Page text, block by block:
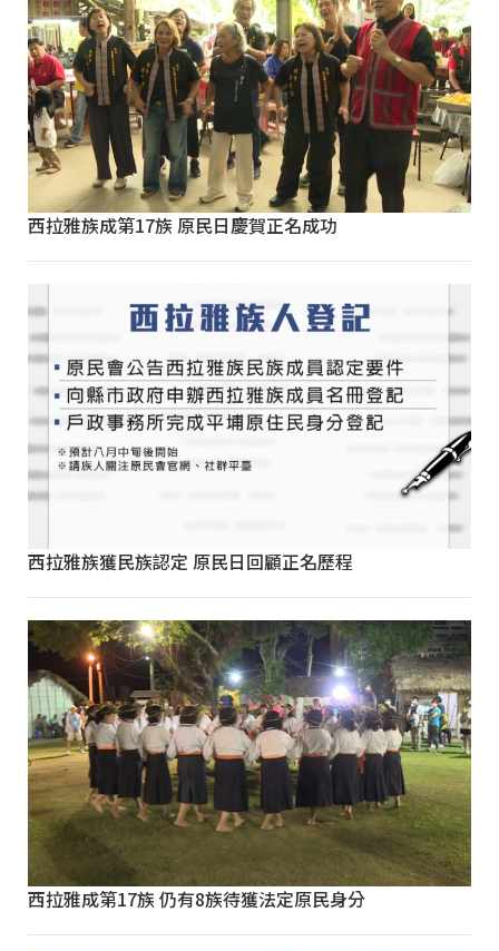
西拉雅族成第17族 原民日慶賀正名成功
西拉雅族獲民族認定 原民日回顧正名歷程
西拉雅成第17族 仍有8族待獲法定原民身分